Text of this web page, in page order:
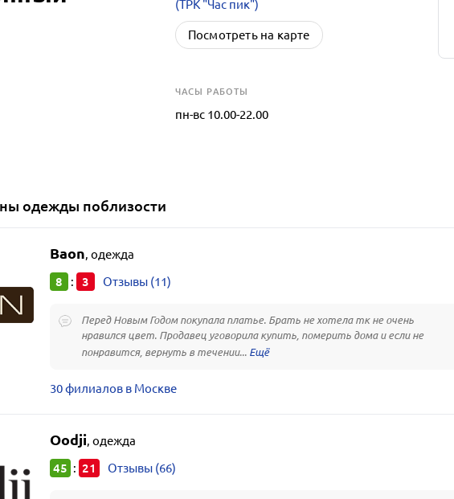
(ТРК "Час пик")
Посмотреть на карте
ЧАСЫ РАБОТЫ
пн-вс 10.00-22.00
одежды поблизости
Baon, одежда
8 : 3 Отзывы (11)
Перед Новым Годом покупала платье. Брать не хотела тк не очень
нравился цвет. Продавец уговорила купить, померить дома и если не
понравится, вернуть в течении...
30 филиалов в Москве
Oodji, одежда
45 : 21 Отзывы (66)